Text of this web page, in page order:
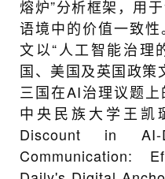
熔炉”分析框架，用
语境中的价值一致
文以“人工智能治
国、美国及英国政策
三国在AI治理议题上
中央民族大学王凯
Discount in AI-
Communication: